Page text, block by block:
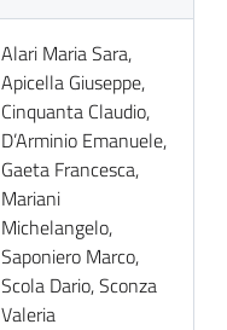
Alari Maria Sara,
Apicella Giuseppe,
Cinquanta Claudio,
D’Arminio Emanuele,
Gaeta Francesca,
Mariani
Michelangelo,
Saponiero Marco,
Scola Dario, Sconza
Valeria